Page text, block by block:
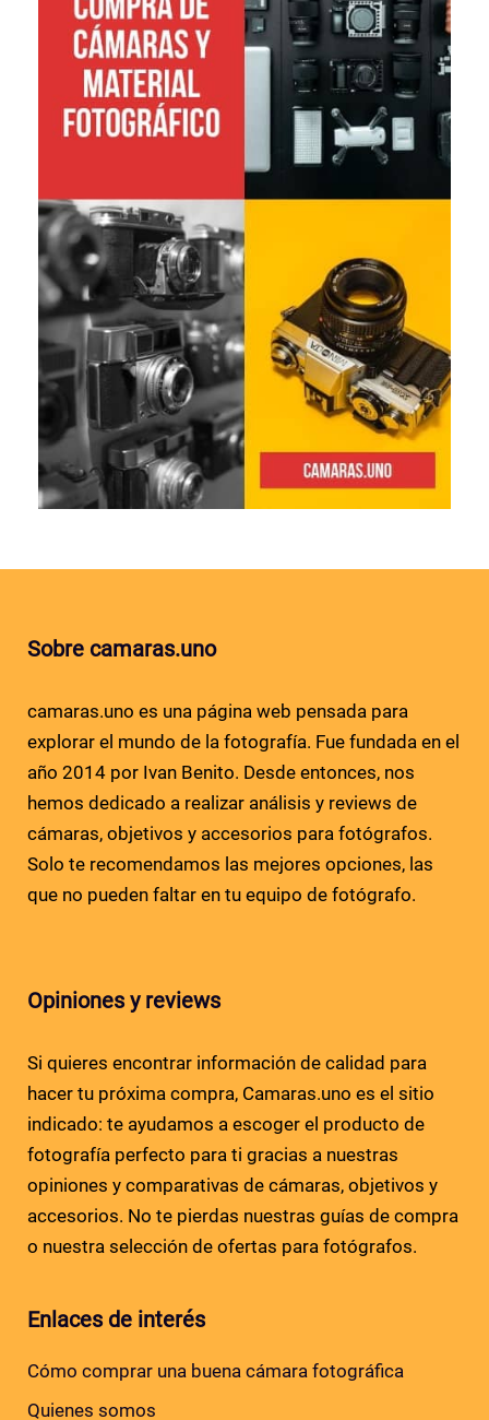
Sobre camaras.uno
camaras.uno es una página web pensada para
explorar el mundo de la fotografía. Fue fundada en el
año 2014 por Ivan Benito. Desde entonces, nos
hemos dedicado a realizar análisis y reviews de
cámaras, objetivos y accesorios para fotógrafos.
Solo te recomendamos las mejores opciones, las
que no pueden faltar en tu equipo de fotógrafo.
Opiniones y reviews
Si quieres encontrar información de calidad para
hacer tu próxima compra, Camaras.uno es el sitio
indicado: te ayudamos a escoger el producto de
fotografía perfecto para ti gracias a nuestras
opiniones y comparativas de cámaras, objetivos y
accesorios. No te pierdas nuestras guías de compra
o nuestra selección de ofertas para fotógrafos.
Enlaces de interés
Cómo comprar una buena cámara fotográfica
Quienes somos